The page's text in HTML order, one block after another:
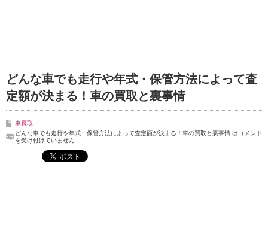
どんな車でも走行や年式・保管方法によって査
定額が決まる！車の買取と裏事情
車買取
どんな車でも走行や年式・保管方法によって査定額が決まる！車の買取と裏事情 はコメント
を受け付けていません